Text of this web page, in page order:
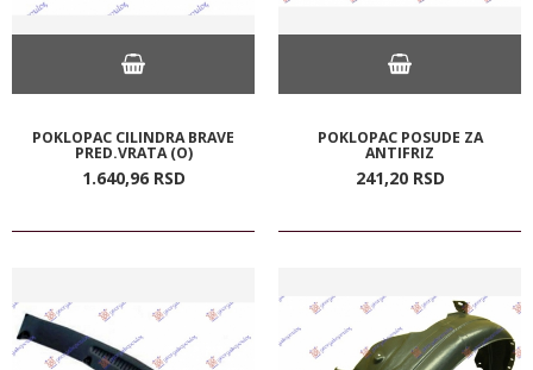
POKLOPAC CILINDRA BRAVE
PRED.VRATA (O)
1.640,96 RSD
POKLOPAC POSUDE ZA
ANTIFRIZ
241,20 RSD